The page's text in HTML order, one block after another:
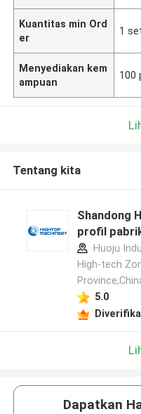
Kuantitas min Ord
er
1
Menyediakan kem
ampuan
100
Tentang kita
Shandong
profil
Huoju
High-tech
5.0
Dapatkan